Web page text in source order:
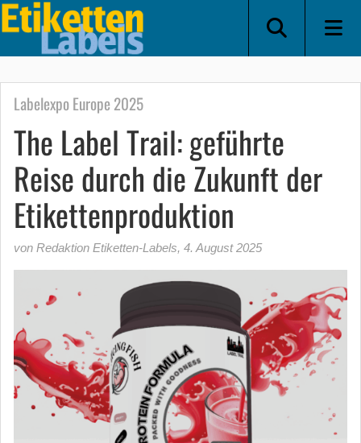
Labelexpo Europe 2025
The Label Trail: geführte
Reise durch die Zukunft der
Etikettenproduktion
von Redaktion Etiketten-Labels, 4. August 2025